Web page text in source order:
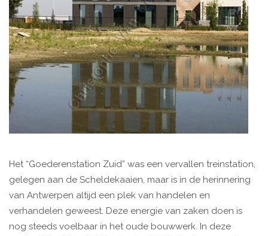
Het “Goederenstation Zuid” was een vervallen treinstation,
gelegen aan de Scheldekaaien, maar is in de herinnering
van Antwerpen altijd een plek van handelen en
verhandelen geweest. Deze energie van zaken doen is
nog steeds voelbaar in het oude bouwwerk. In deze